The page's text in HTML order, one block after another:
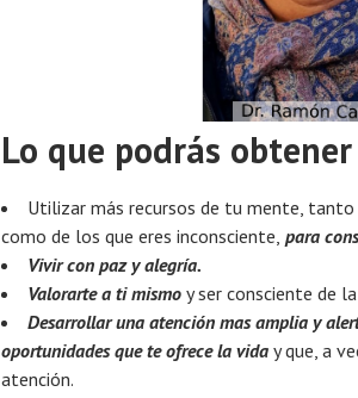
Lo que podrás
Utilizar más recursos de tu mente,
como de los que eres inconsciente, para
Vivir con paz y alegría.
Valorarte a ti mismo y ser consciente de
Desarrollar una atención mas amplia y
oportunidades que te ofrece la vida y que, a
atención.